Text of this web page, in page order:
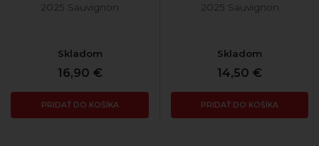
2025 Sauvignon
Skladom
16,90 €
PRIDAŤ DO KOŠÍKA
2025 Sauvignon
Skladom
14,50 €
PRIDAŤ DO KOŠÍKA